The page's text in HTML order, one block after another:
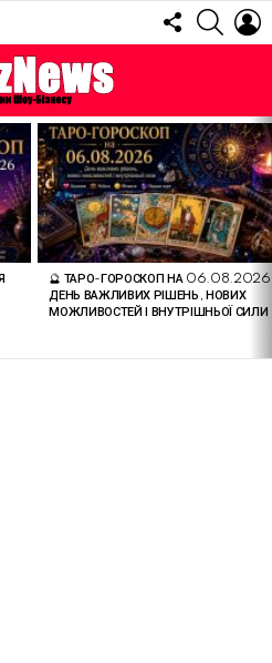
FOLLOW
US
🔮 ТАРО-ГОРОСКОП НА
ДЕНЬ ВАЖЛИВИХ РІШЕНЬ, НОВИХ
МОЖЛИВОСТЕЙ І ВНУТРІШНЬОЇ СИЛИ